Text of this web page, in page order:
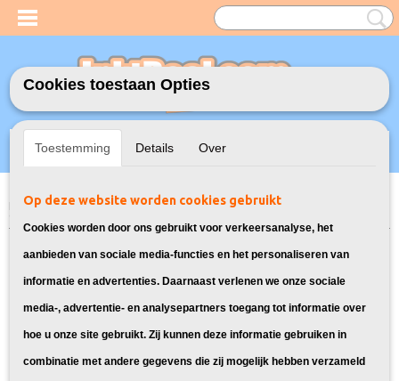
Inloggen Registreren
UW WINKELWAGEN
Home>Model Printer>LC-1000 Inkt cartridges voor Brother
Bekijk hier alle inkt cartridges voor
de Brother DCP 350C
Cookies toestaan Opties
Toestemming Details Over
Op deze website worden cookies gebruikt
Cookies worden door ons gebruikt voor verkeersanalyse, het
aanbieden van sociale media-functies en het personaliseren van
informatie en advertenties. Daarnaast verlenen we onze sociale
media-, advertentie- en analysepartners toegang tot informatie over
hoe u onze site gebruikt. Zij kunnen deze informatie gebruiken in
combinatie met andere gegevens die zij mogelijk hebben verzameld